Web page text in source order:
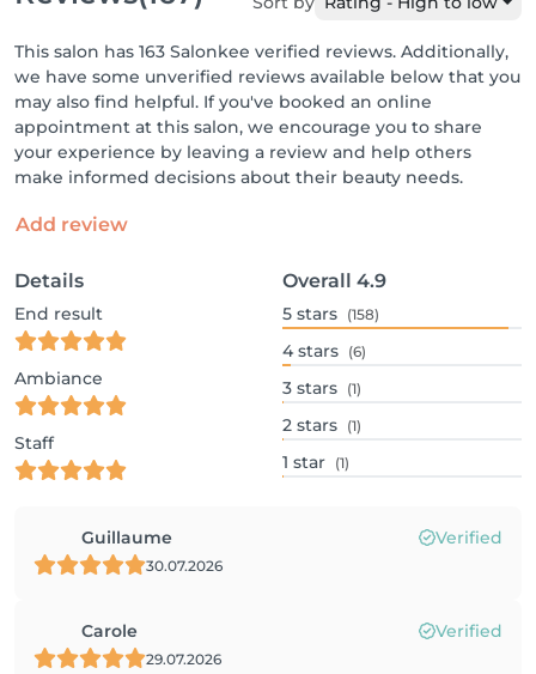
This salon has 163 Salonkee verified reviews. Additionally,
we have some unverified reviews available below that you
may also find helpful. If you've booked an online
appointment at this salon, we encourage you to share
your experience by leaving a review and help others
make informed decisions about their beauty needs.
Add review
Details
End result
Ambiance
Staff
Overall 4.9
5 stars (158)
4 stars (6)
3 stars (1)
2 stars (1)
1 star (1)
Guillaume Verified
30.07.2026
Carole Verified
29.07.2026